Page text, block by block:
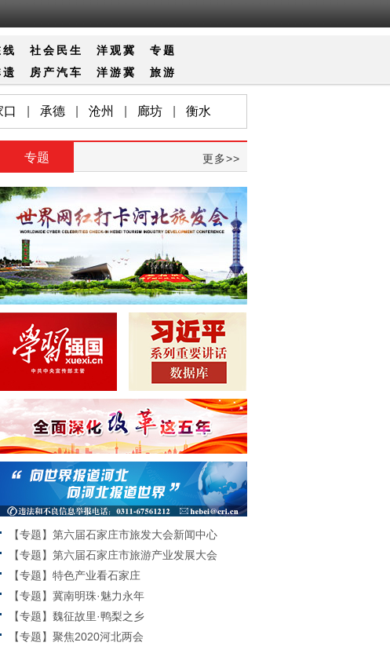
社会 民生 洋观冀
专题
房产汽车 洋游冀 旅游
口 承德 沧州 廊坊 衡水
专题 更多>>
【专题】第六届石家庄市旅发大会新闻中心
【专题】第六届石家庄市旅游产业发展大会
【专题】特色产业看石家庄
【专题】冀南明珠·魅力永年
【专题】魏征故里·鸭梨之乡
【专题】聚焦2020河北两会